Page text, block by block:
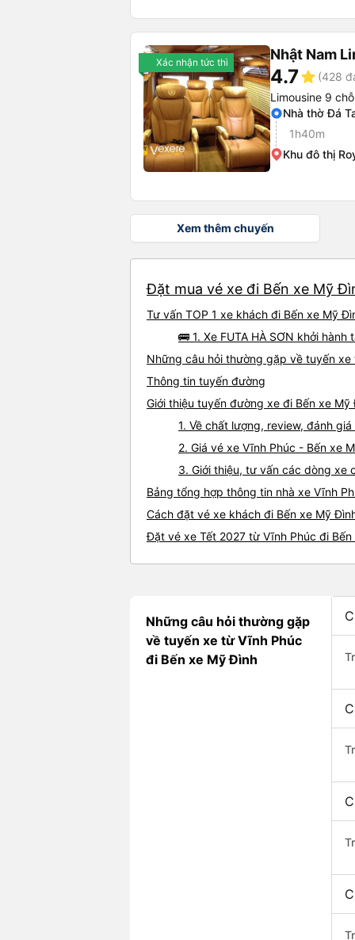
Xác nhận tức thì Nhật Nam
4.7star (428
Limousine 9 chỗ
Nhà thờ Đá
1h40m
Khu đô thị
Xem thêm chuyến
Đặt mua vé xe đi Bến xe Mỹ
Tư vấn TOP 1 xe khách đi Bến xe Mỹ
🚌 1. Xe FUTA HÀ SƠN khởi
Những câu hỏi thường gặp về tuyến
Thông tin tuyến đường
Giới thiệu tuyến đường xe đi Bến xe
1. Về chất lượng, review, đánh
2. Giá vé xe Vĩnh Phúc - Bến xe
3. Giới thiệu, tư vấn các dòng xe
Bảng tổng hợp thông tin nhà xe Vĩnh
Cách đặt vé xe khách đi Bến xe Mỹ
Đặt vé xe Tết 2027 từ Vĩnh Phúc đi
Những câu hỏi thường gặp
về tuyến xe từ Vĩnh Phúc
đi Bến xe Mỹ Đình